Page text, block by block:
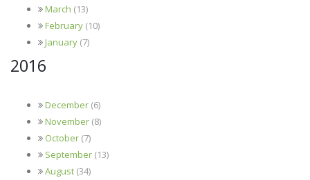
March (13)
February (10)
January (7)
2016
December (6)
November (8)
October (7)
September (13)
August (34)